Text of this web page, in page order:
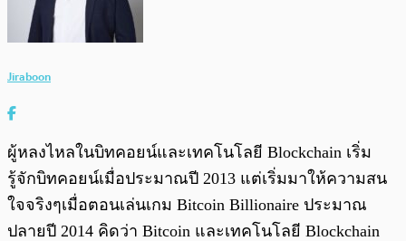
Jiraboon
ผู้หลงไหลในบิทคอยน์และเทคโนโลยี Blockchain เริ่ม
รู้จักบิทคอยน์เมื่อประมาณปี 2013 แต่เริ่มมาให้ความสน
ใจจริงๆเมื่อตอนเล่นเกม Bitcoin Billionaire ประมาณ
ปลายปี 2014 คิดว่า Bitcoin และเทคโนโลยี Blockchain